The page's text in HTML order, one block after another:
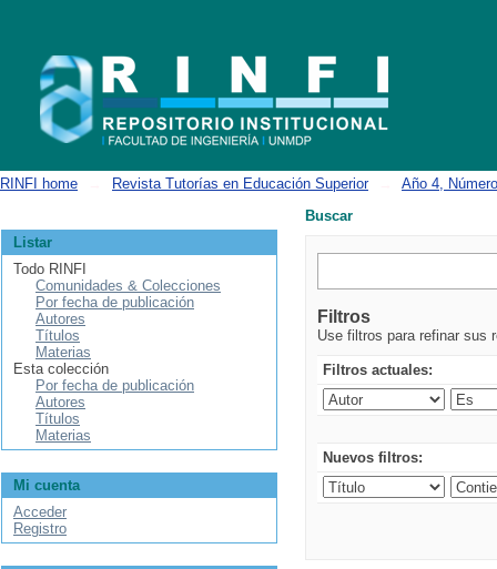
RINFI home Revista Tutorías en Educación Superior
Año 4,
Buscar
Filtros
Use filtros para refinar sus
Filtros actuales:
Nuevos filtros:
Listar
Todo RINFI
Comunidades & Colecciones
Por fecha de publicación
Autores
Títulos
Materias
Esta colección
Por fecha de publicación
Autores
Títulos
Materias
Mi cuenta
Acceder
Registro